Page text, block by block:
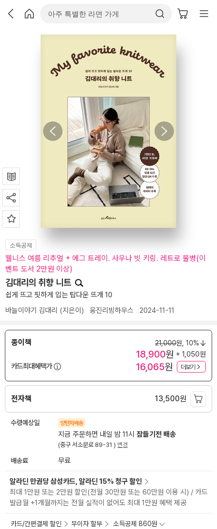
소득공제
웰니스 여름 리추얼 + 에그 트레이. 사우나 빗 키링. 레트로 물병(이
벤트 도서 2만원 이상)
김대리의 취향 니트
쉽게 뜨고 핏하게 입는 탑다운 뜨개 10
바늘이야기 김대리 (지은이) 웅진리빙하우스 2024-11-11
종이책 21,000원, 10%
18,900원 + 1,050원
카드최대혜택가
16,065원 더보기
전자책 13,500원
수령예상일 양탄자배송
지금 주문하면 내일 밤 11시 잠들기전 배송
(중구 서소문로 89-31 ) 변경
배송료 무료
알라딘 만권당 삼성카드, 알라딘 15% 청구 할인
최대 1만원 또는 2만원 할인(전월 30만원 또는 60만원 이용 시) / 카드
발급월 +1개월까지는 전월 실적이 없어도 최대 1만원 혜택 제공
카드/간편결제 할인 무이자 할부 소득공제 860원